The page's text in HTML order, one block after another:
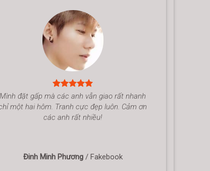
Mình đặt gấp mà các anh vẫn giao rất nhanh
một hai hôm. Tranh cực đẹp luôn. Cảm ơn
các anh rất nhiều!
Đinh Minh Phương / Fakebook